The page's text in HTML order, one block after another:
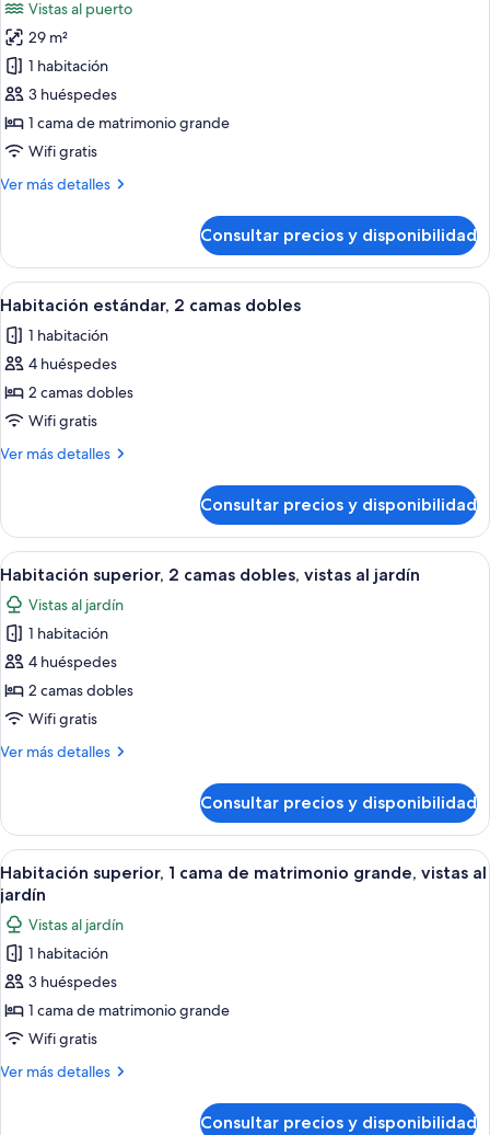
a
la
montaña
fotos
de
Habitación
Premium,
1
cama
matrimonio
al
puerto
deportivo
Vistas al puerto
29 m²
1 habitación
3 huéspedes
1 cama de matrimonio grande
Wifi gratis
Ver más detalles
Más
Premium,
cama
matrimonio
grande,
al
puerto
Consultar precios y disponibilidad
Abrir
todas
las
fotos
de
Habitación
estándar,
dobles
Una habitación de hotel con dos
8
Habitación estándar, 2 camas dobles
1 habitación
4 huéspedes
2 camas dobles
Wifi gratis
Ver más detalles
Más
estándar,
camas
dobles
Consultar precios y disponibilidad
Abrir
todas
las
fotos
de
Habitación
superior,
camas
al
jardín
Una habitación de hotel con un
9
Habitación superior, 2 camas dobles, vistas al jardín
Vistas al jardín
1 habitación
4 huéspedes
2 camas dobles
Wifi gratis
Ver más detalles
Más
superior,
camas
dobles,
vistas
al
jardín
Consultar precios y disponibilidad
Abrir
todas
las
fotos
de
Habitación
superior,
1
cama
Habitación de hotel con una cama
7
Habitación superior, 1 cama de matrimonio grande, vistas al
jardín
Vistas al jardín
1 habitación
3 huéspedes
1 cama de matrimonio grande
Wifi gratis
Ver más detalles
Más
Consultar precios y disponibilidad